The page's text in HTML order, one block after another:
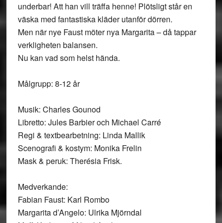
underbar! Att han vill träffa henne! Plötsligt står en
väska med fantastiska kläder utanför dörren.
Men när nye Faust möter nya Margarita – då tappar
verkligheten balansen.
Nu kan vad som helst hända.
Målgrupp: 8-12 år
Musik: Charles Gounod
Libretto: Jules Barbier och Michael Carré
Regi & textbearbetning: Linda Mallik
Scenografi & kostym: Monika Frelin
Mask & peruk: Therésia Frisk.
Medverkande:
Fabian Faust: Karl Rombo
Margarita d’Angelo: Ulrika Mjörndal